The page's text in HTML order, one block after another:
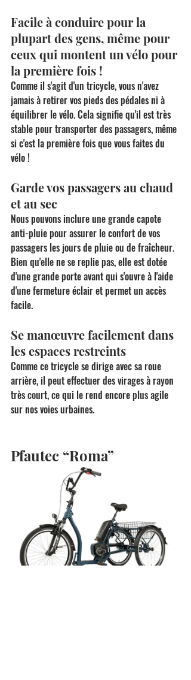
Facile à conduire pour la
plupart des gens, même pour
ceux qui montent un vélo pour
la première fois !
Comme il s'agit d'un tricycle, vous n'avez
jamais à retirer vos pieds des pédales ni à
équilibrer le vélo. Cela signifie qu'il est très
stable pour transporter des passagers, même
si c'est la première fois que vous faites du
vélo !
Garde vos passagers au chaud
et au sec
Nous pouvons inclure une grande capote
anti-pluie pour assurer le confort de vos
passagers les jours de pluie ou de fraîcheur.
Bien qu'elle ne se replie pas, elle est dotée
d'une grande porte avant qui s'ouvre à l'aide
d'une fermeture éclair et permet un accès
facile.
Se manœuvre facilement dans
les espaces restreints
Comme ce tricycle se dirige avec sa roue
arrière, il peut effectuer des virages à rayon
très court, ce qui le rend encore plus agile
sur nos voies urbaines.
Pfautec “Roma”